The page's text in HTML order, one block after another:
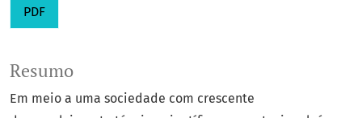
PDF
Resumo
Em meio a uma sociedade com crescente